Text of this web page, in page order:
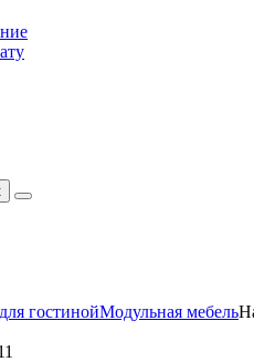
гостинойМодульная мебель